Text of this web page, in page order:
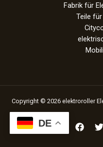
Fabrik für
Teile
Copyright © 2026 elektroroller
DE